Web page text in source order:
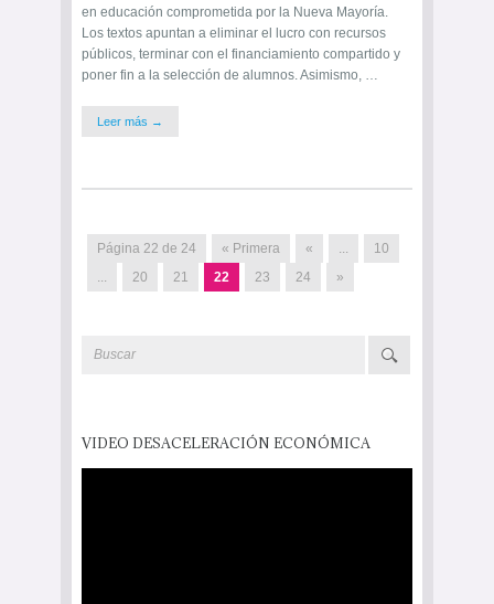
en educación comprometida por la Nueva Mayoría.
Los textos apuntan a eliminar el lucro con recursos
públicos, terminar con el financiamiento compartido y
poner fin a la selección de alumnos. Asimismo, …
Leer más →
Página 22 de 24 « Primera « ...
10
...
20 21 22 23 24 »
VIDEO DESACELERACIÓN ECONÓMICA